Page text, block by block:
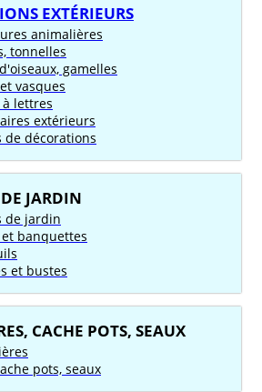
EXTÉRIEURS
animalières
tonnelles
gamelles
vasques
à lettres
extérieurs
de décorations
JARDIN
de jardin
et banquettes
et bustes
CACHE POTS, SEAUX
pots, seaux